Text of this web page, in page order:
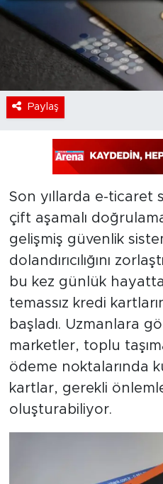
Paylaş
Son yıllarda e-ticaret
çift aşamalı
gelişmiş güvenlik
dolandırıcılığını
bu kez günlük hayatta
temassız kredi
başladı. Uzmanlara
marketler, toplu
ödeme noktalarında
kartlar, gerekli
oluşturabiliyor.